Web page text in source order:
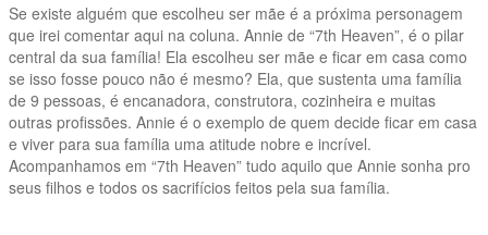
Se existe alguém que escolheu ser mãe é a próxima personagem
que irei comentar aqui na coluna. Annie de “7th Heaven”, é o pilar
central da sua família! Ela escolheu ser mãe e ficar em casa como
se isso fosse pouco não é mesmo? Ela, que sustenta uma família
de 9 pessoas, é encanadora, construtora, cozinheira e muitas
outras profissões. Annie é o exemplo de quem decide ficar em casa
e viver para sua família uma atitude nobre e incrível.
Acompanhamos em “7th Heaven” tudo aquilo que Annie sonha pro
seus filhos e todos os sacrifícios feitos pela sua família.